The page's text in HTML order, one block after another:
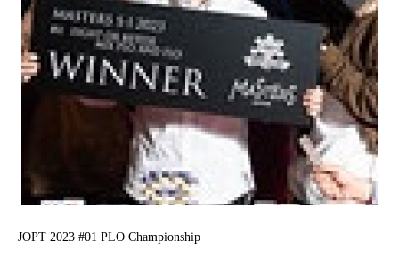
JOPT 2023 #01 PLO Championship